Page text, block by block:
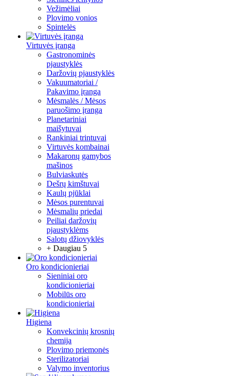
Vežimėliai
Plovimo vonios
Spintelės
Virtuvės įranga
Gastronominės
pjaustyklės
Daržovių pjaustyklės
Vakuumatoriai /
Pakavimo įranga
Mėsmalės / Mėsos
paruošimo įranga
Planetariniai
maišytuvai
Rankiniai trintuvai
Virtuvės kombainai
Makaronų gamybos
mašinos
Bulviaskutės
Dešrų kimštuvai
Kaulų pjūklai
Mėsos purentuvai
Mėsmalių priedai
Peiliai daržovių
pjaustyklėms
Salotų džiovyklės
+ Daugiau 5
Oro kondicionieriai
Sieniniai oro
kondicionieriai
Mobilūs oro
kondicionieriai
Higiena
Konvekcinių krosnių
chemija
Plovimo priemonės
Sterilizatoriai
Valymo inventorius